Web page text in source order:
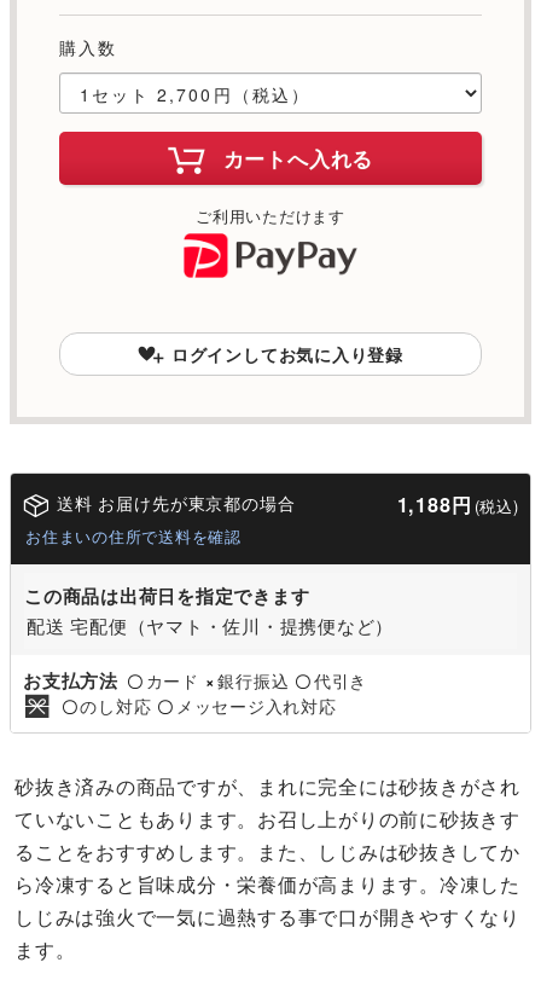
購入数
カートへ入れる
ご利用いただけます
ログインしてお気に入り登録
送料 お届け先が東京都の場合 1,188円 (税込)
お住まいの住所で送料を確認
この商品は出荷日を指定できます
配送 宅配便（ヤマト・佐川・提携便など）
お支払方法 〇 カード × 銀行振込 〇代引き
〇のし対応 〇 メッセージ入れ対応
砂抜き済みの商品ですが、まれに完全には砂抜きがされ
ていないこともあります。お召し上がりの前に砂抜きす
ることをおすすめします。また、しじみは砂抜きしてか
ら冷凍すると旨味成分・栄養価が高まります。冷凍した
しじみは強火で一気に過熱する事で口が開きやすくなり
ます。